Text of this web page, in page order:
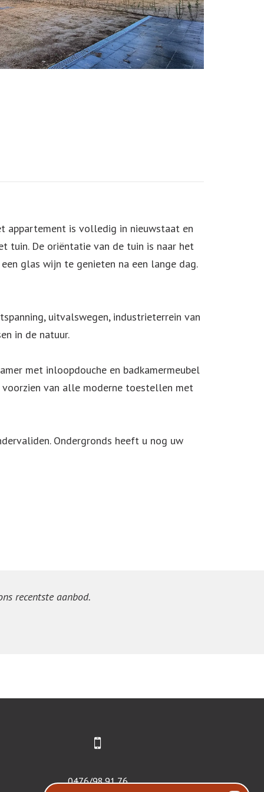
appartement is volledig in nieuwstaat en
tuin. De oriëntatie van de tuin is naar het
glas wijn te genieten na een lange dag.
uitvalswegen, industrieterrein van
in de natuur.
met inloopdouche en badkamermeubel
van alle moderne toestellen met
Ondergronds heeft u nog uw
recentste aanbod.
0476/98.91.76